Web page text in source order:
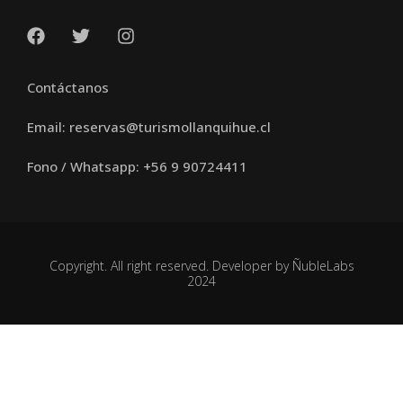
Contáctanos
Email: reservas@turismollanquihue.cl
Fono / Whatsapp: +56 9 90724411
Copyright. All right reserved. Developer by ÑubleLabs
2024